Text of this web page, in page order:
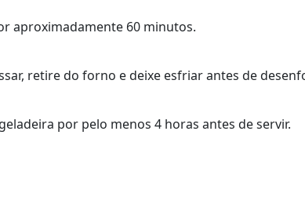
aproximadamente 60 minutos.
retire do forno e deixe esfriar antes de
por pelo menos 4 horas antes de servir.